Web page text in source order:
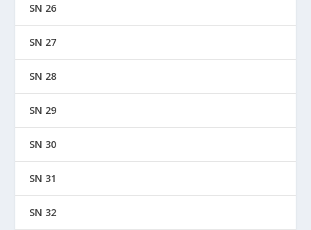
SN 26
SN 27
SN 28
SN 29
SN 30
SN 31
SN 32